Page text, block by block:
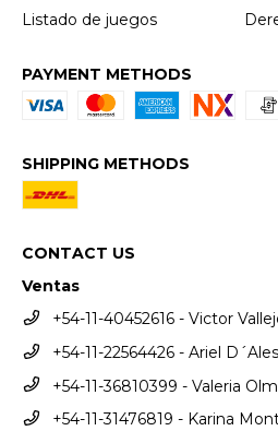
Listado de juegos
PAYMENT METHODS
SHIPPING METHODS
CONTACT US
Ventas
+54-11-40452616 - Victor
+54-11-22564426 - Ariel
+54-11-36810399 - Valeria
+54-11-31476819 - Karina